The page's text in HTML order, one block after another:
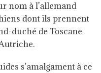
nom à l’allemand
dont ils prennent
duché de Toscane
s’amalgament à ce